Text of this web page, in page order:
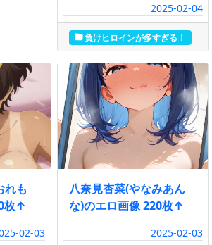
2025-02-04
負けヒロインが多すぎる！
れも
枚↑
02-03
八奈見杏菜(やなみあん
な)のエロ画像 220枚↑
2025-02-03